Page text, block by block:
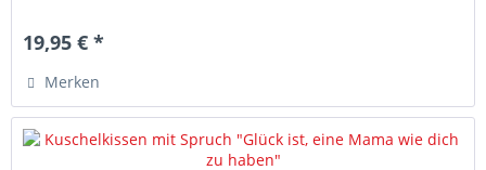
19,95 € *
Merken